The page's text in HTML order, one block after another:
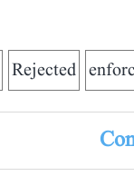
Rejected